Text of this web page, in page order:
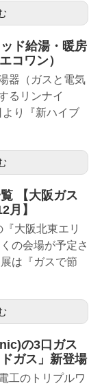
ド給湯・暖房
コワン）
器（ガスと電気
るリンナイ
り『新ハイブ
【大阪ガス
月】
大阪北東エリ
の会場が予定さ
は『ガスで節
の3口ガス
ガス」新登場
工のトリプルワ